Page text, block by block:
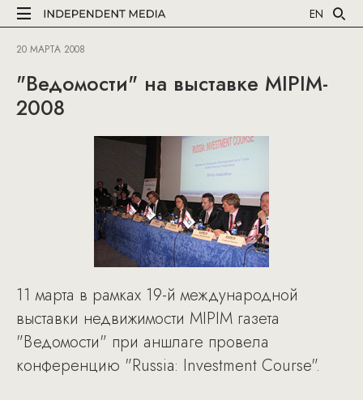
EN
20 МАРТА 2008
"Ведомости" на выставке MIPIM-
2008
11 марта в рамках 19-й международной
выставки недвижимости MIPIM газета
"Ведомости" при аншлаге провела
конференцию "Russia: Investment Course".